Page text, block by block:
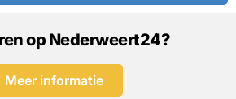
op Nederweert24?
Meer informatie